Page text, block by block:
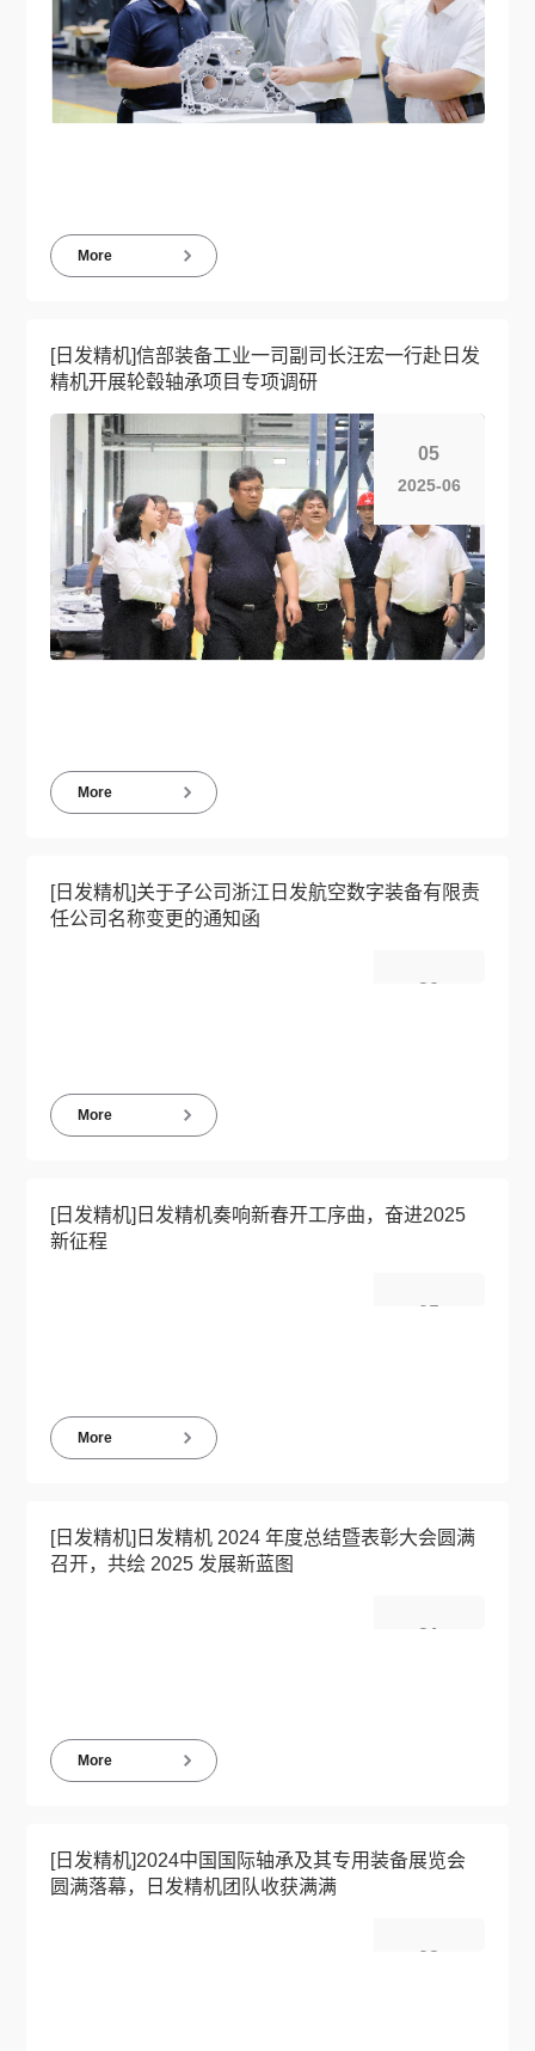
More
[日发精机]信部装备工业一司副司长汪宏一行赴日发
精机开展轮毂轴承项目专项调研
05
2025-06
More
[日发精机]关于子公司浙江日发航空数字装备有限责
任公司名称变更的通知函
20
More
[日发精机]日发精机奏响新春开工序曲，奋进2025
新征程
05
More
[日发精机]日发精机 2024 年度总结暨表彰大会圆满
召开，共绘 2025 发展新蓝图
21
More
[日发精机]2024中国国际轴承及其专用装备展览会
圆满落幕，日发精机团队收获满满
02